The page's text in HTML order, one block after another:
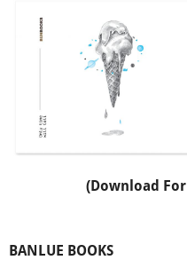
(Download For
BANLUE BOOKS